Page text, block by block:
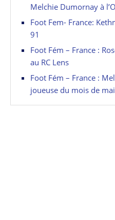
Melchie Dumornay à
Foot Fem- France:
91
Foot Fém – France :
au RC Lens
Foot Fém – France :
joueuse du mois de